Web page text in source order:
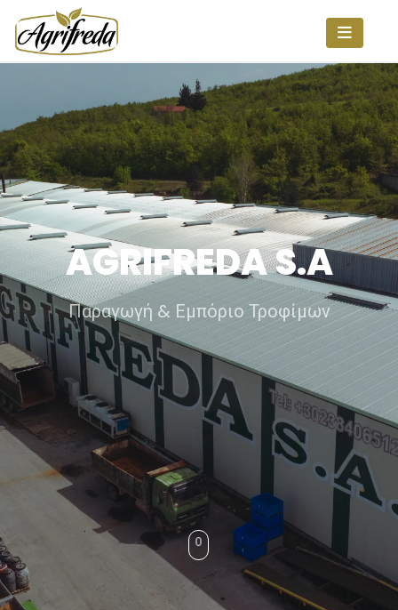
AGRIFREDA S.A
Παραγωγή & Εμπόριο Τροφίμων